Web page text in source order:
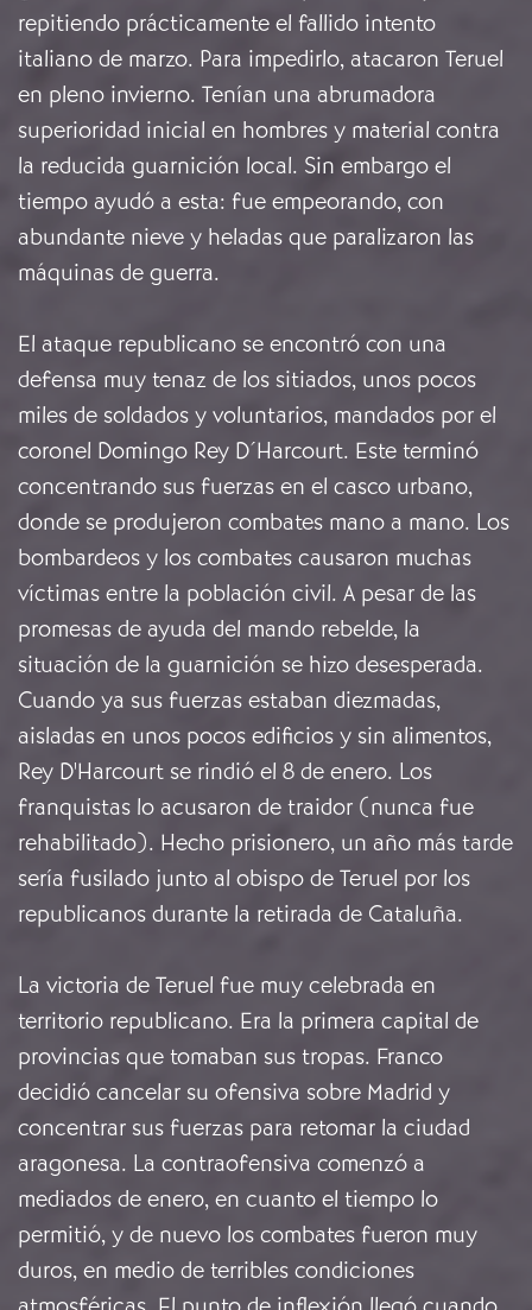
repitiendo prácticamente el fallido intento
italiano de marzo. Para impedirlo, atacaron Teruel
en pleno invierno. Tenían una abrumadora
superioridad inicial en hombres y material contra
la reducida guarnición local. Sin embargo el
tiempo ayudó a esta: fue empeorando, con
abundante nieve y heladas que paralizaron las
máquinas de guerra.
El ataque republicano se encontró con una
defensa muy tenaz de los sitiados, unos pocos
miles de soldados y voluntarios, mandados por el
coronel Domingo Rey D´Harcourt. Este terminó
concentrando sus fuerzas en el casco urbano,
donde se produjeron combates mano a mano. Los
bombardeos y los combates causaron muchas
víctimas entre la población civil. A pesar de las
promesas de ayuda del mando rebelde, la
situación de la guarnición se hizo desesperada.
Cuando ya sus fuerzas estaban diezmadas,
aisladas en unos pocos edificios y sin alimentos,
Rey D'Harcourt se rindió el 8 de enero. Los
franquistas lo acusaron de traidor (nunca fue
rehabilitado). Hecho prisionero, un año más tarde
sería fusilado junto al obispo de Teruel por los
republicanos durante la retirada de Cataluña.
La victoria de Teruel fue muy celebrada en
territorio republicano. Era la primera capital de
provincias que tomaban sus tropas. Franco
decidió cancelar su ofensiva sobre Madrid y
concentrar sus fuerzas para retomar la ciudad
aragonesa. La contraofensiva comenzó a
mediados de enero, en cuanto el tiempo lo
permitió, y de nuevo los combates fueron muy
duros, en medio de terribles condiciones